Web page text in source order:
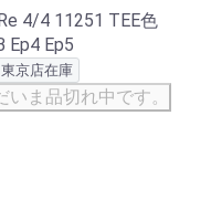
4/4 11251 TEE色
Ep4 Ep5
東京店在庫
いま品切れ中です。